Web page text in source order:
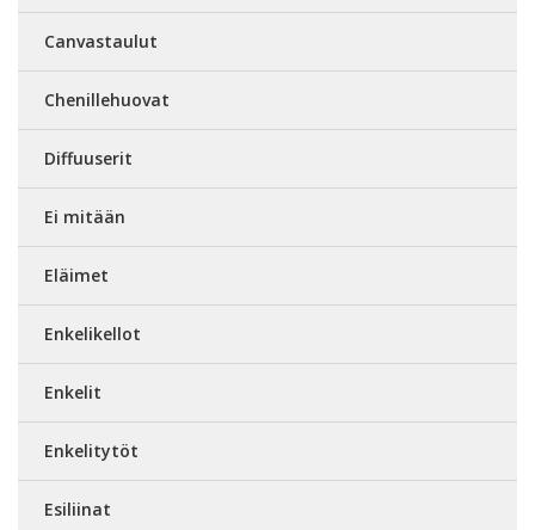
Canvastaulut
Chenillehuovat
Diffuuserit
Ei mitään
Eläimet
Enkelikellot
Enkelit
Enkelitytöt
Esiliinat